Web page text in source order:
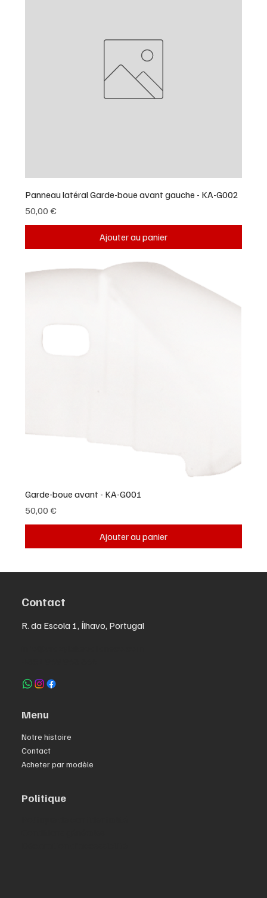
Panneau latéral Garde-boue avant gauche - KA-G002
Prix
50,00 €
Ajouter au panier
Garde-boue avant - KA-G001
Prix
50,00 €
Ajouter au panier
Contact
R. da Escola 1, Ílhavo, Portugal
Menu
Notre histoire
Contact
Acheter par modèle
Politique